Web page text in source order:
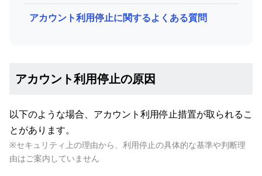
アカウント利用停止に関するよくある質問
アカウント利用停止の原因
以下のような場合、アカウント利用停止措置が取られるこ
とがあります。
※セキュリティ上の理由から、利用停止の具体的な基準や判断理
由はご案内していません